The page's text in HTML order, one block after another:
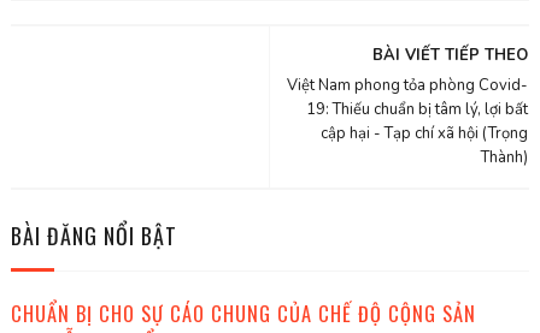
BÀI VIẾT TIẾP THEO
Việt Nam phong tỏa phòng Covid-
19: Thiếu chuẩn bị tâm lý, lợi bất
cập hại - Tạp chí xã hội (Trọng
Thành)
BÀI ĐĂNG NỔI BẬT
CHUẨN BỊ CHO SỰ CÁO CHUNG CỦA CHẾ ĐỘ CỘNG SẢN